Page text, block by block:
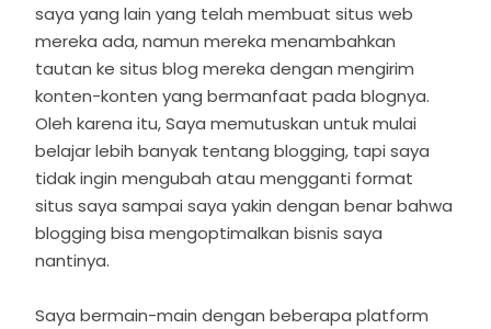
saya yang lain yang telah membuat situs web
mereka ada, namun mereka menambahkan
tautan ke situs blog mereka dengan mengirim
konten-konten yang bermanfaat pada blognya.
Oleh karena itu, Saya memutuskan untuk mulai
belajar lebih banyak tentang blogging, tapi saya
tidak ingin mengubah atau mengganti format
situs saya sampai saya yakin dengan benar bahwa
blogging bisa mengoptimalkan bisnis saya
nantinya.
Saya bermain-main dengan beberapa platform